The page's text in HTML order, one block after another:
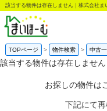
該当する物件は存在しません｜株式会社ま
TOPページ 物件検索 中古
該当する物件は存在しません
お探しの物件は
下記にて再